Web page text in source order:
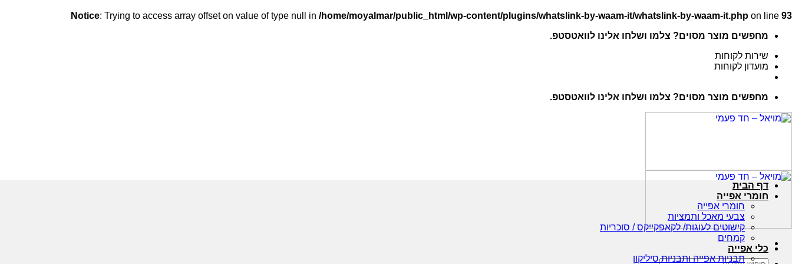
Notice: Trying to access array offset on value of type null in /home/moyalmar/public_html/wp-content/plugins/whatslink-by-waam-it/whatslink-by-waam-it.php on line 93
מחפשים מוצר מסוים? צלמו ושלחו אלינו לוואטסטפ.
שירות לקוחות
מועדון לקוחות
מחפשים מוצר מסוים? צלמו ושלחו אלינו לוואטסטפ.
דף הבית
חומרי אפייה
חומרי אפייה
צבעי מאכל ותמציות
קישוטים לעוגות/ לקאפקייקס / סוכריות
קמחים
כלי אפייה
תבניות אפייה ותבניות סיליקון